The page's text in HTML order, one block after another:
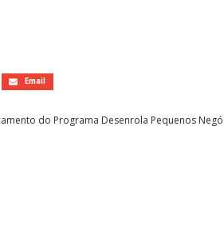
Email